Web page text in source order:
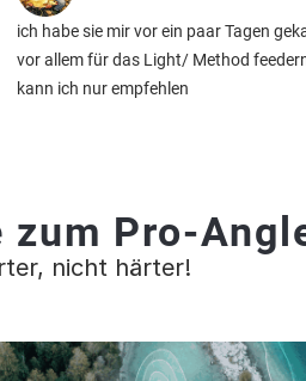
ich habe sie mir vor ein paar Tagen
vor allem für das Light/ Method
kann ich nur empfehlen
zum Pro-
nicht härter!